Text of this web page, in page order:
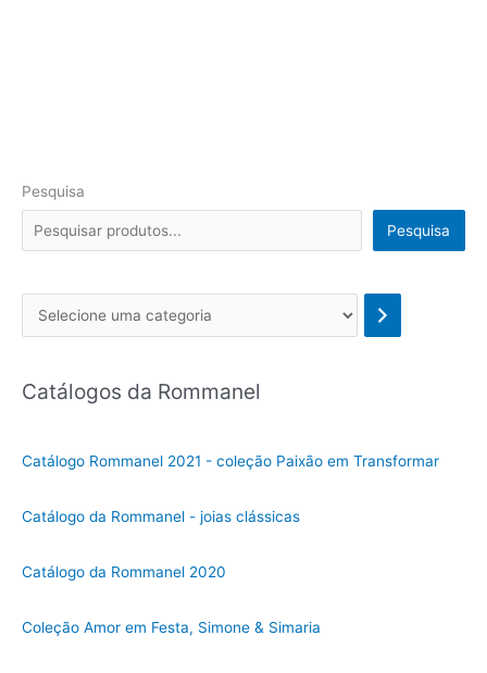
Pesquisa
Pesquisa
l
c
Catálogos da Rommanel
Catálogo Rommanel 2021 - coleção Paixão em Transformar
Catálogo da Rommanel - joias clássicas
Catálogo da Rommanel 2020
Coleção Amor em Festa, Simone & Simaria